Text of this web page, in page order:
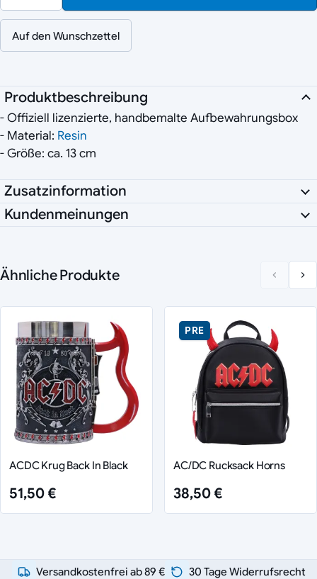
Auf den Wunschzettel
Produktbeschreibung
- Offiziell lizenzierte, handbemalte Aufbewahrungsbox
- Material: Resin
- Größe: ca. 13 cm
Zusatzinformation
Kundenmeinungen
Ähnliche Produkte
ACDC Krug Back In Black
51,50 €
PRE
AC/DC Rucksack Horns
38,50 €
Versandkostenfrei ab 89 €
30 Tage Widerrufsrecht